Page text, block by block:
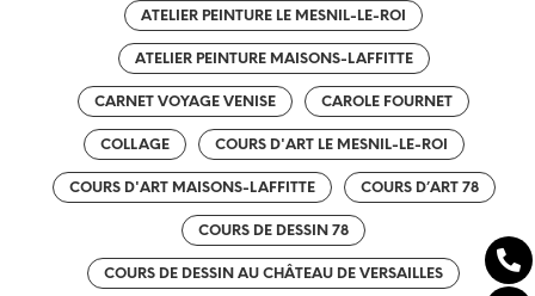
ATELIER PEINTURE LE MESNIL-LE-ROI
ATELIER PEINTURE MAISONS-LAFFITTE
CARNET VOYAGE VENISE CAROLE FOURNET
COLLAGE COURS D'ART LE MESNIL-LE-ROI
COURS D'ART MAISONS-LAFFITTE COURS D’ART 78
COURS DE DESSIN 78
COURS DE DESSIN AU CHÂTEAU DE VERSAILLES